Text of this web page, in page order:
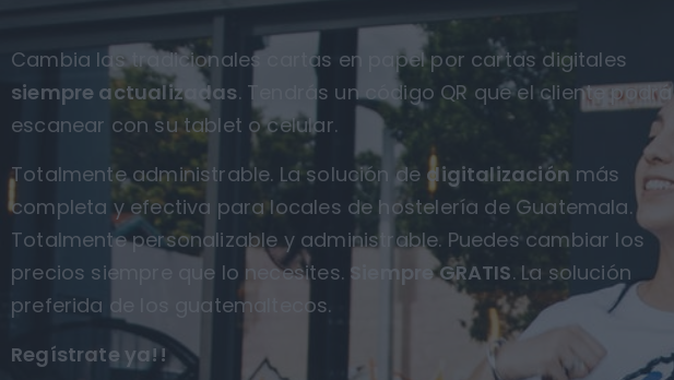
Cambia las tradicionales cartas en papel por cartas digitales
siempre actualizadas. Tendrás un código QR que el cliente podrá
escanear con su tablet o celular.
Totalmente administrable. La solución de digitalización más
completa y efectiva para locales de hostelería de Guatemala.
Totalmente personalizable y administrable. Puedes cambiar los
precios siempre que lo necesites. Siempre GRATIS. La solución
preferida de los guatemaltecos.
Regístrate ya!!